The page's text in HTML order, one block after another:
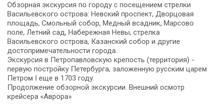
Обзорная экскурсия по городу с посещением стрелки
Васильевского острова: Невский проспект, Дворцовая
площадь, Смольный собор, Медный всадник, Марсово
поле, Летний сад, Набережная Невы, стрелка
Васильевского острова, Казанский собор и другие
достопримечательности города.
Экскурсия в Петропавловскую крепость (территория) -
первую постройку Петербурга, заложенную русским царем
Петром I еще в 1703 году.
Продолжение обзорной экскурсии. Внешний осмотр
крейсера «Аврора»